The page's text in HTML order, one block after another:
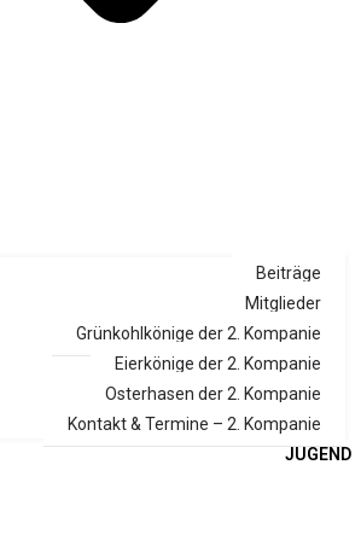
Beiträge
Mitglieder
Grünkohlkönige der 2. Kompanie
Eierkönige der 2. Kompanie
Osterhasen der 2. Kompanie
Kontakt & Termine – 2. Kompanie
JUGEND